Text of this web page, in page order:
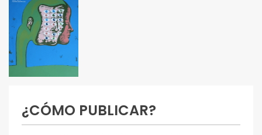
¿CÓMO PUBLICAR?